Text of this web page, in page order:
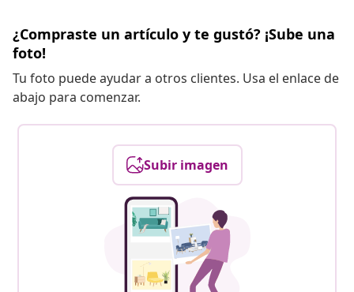
¿Compraste un artículo y te gustó? ¡Sube una
foto!
Tu foto puede ayudar a otros clientes. Usa el enlace de
abajo para comenzar.
Subir imagen